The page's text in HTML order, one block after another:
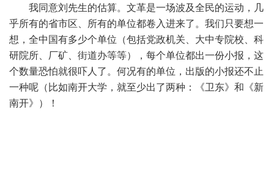
我同意刘先生的估算。文革是一场波及全民的运动，几
乎所有的省市区、所有的单位都卷入进来了。我们只要想一
想，全中国有多少个单位（包括党政机关、大中专院校、科
研院所、厂矿、街道办等等），每个单位都出一份小报，这
个数量恐怕就很吓人了。何况有的单位，出版的小报还不止
一种呢（比如南开大学，就至少出了两种：《卫东》和《新
南开》）！